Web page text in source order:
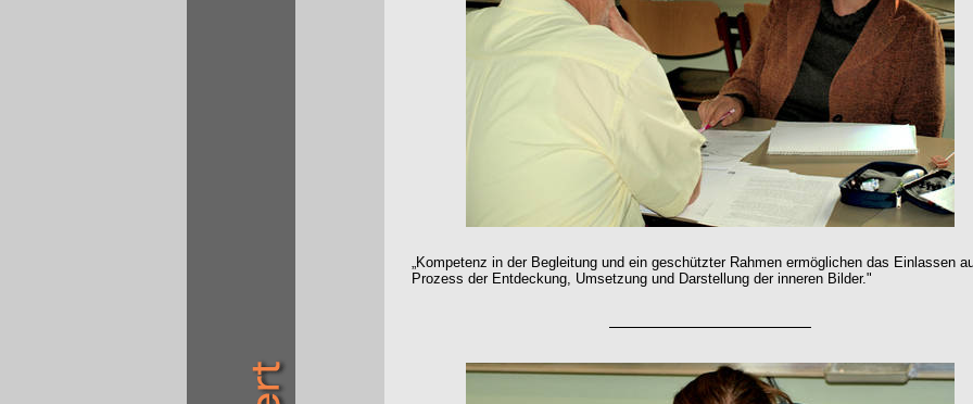
„Kompetenz in der Begleitung und ein geschützter Rahmen ermöglichen das Einlassen
Prozess der Entdeckung, Umsetzung und Darstellung der inneren Bilder."